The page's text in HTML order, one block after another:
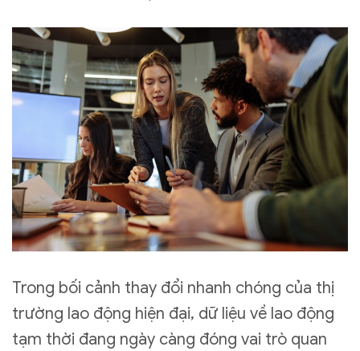
Trong bối cảnh thay đổi nhanh chóng của thị
trường lao động hiện đại, dữ liệu về lao động
tạm thời đang ngày càng đóng vai trò quan